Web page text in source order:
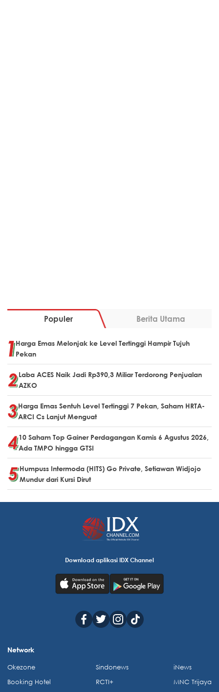
Populer Berita Utama
Harga Emas Melonjak ke Level Tertinggi Hampir Tujuh
Pekan
Laba ACES Naik Jadi Rp390,3 Miliar Terdorong Penjualan
AZKO
Harga Emas Sentuh Level Tertinggi 7 Pekan, Saham HRTA-
ARCI Cs Lanjut Menguat
10 Saham Top Gainer Perdagangan Kamis 6 Agustus 2026,
Ada TMPO hingga GTSI
Humpuss Intermoda (HITS) Go Private, Setiawan Widjojo
Mundur dari Kursi Dirut
Download aplikasi IDX Channel
Network
Okezone
Booking Hotel
Sindonews
RCTI+
iNews
MNC Trijaya